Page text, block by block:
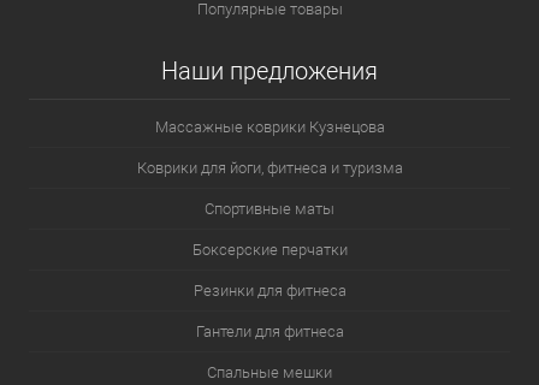
Популярные товары
Наши предложения
Массажные коврики Кузнецова
Коврики для йоги, фитнеса и туризма
Спортивные маты
Боксерские перчатки
Резинки для фитнеса
Гантели для фитнеса
Спальные мешки